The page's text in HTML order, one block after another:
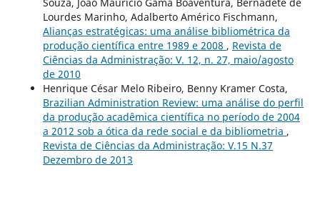
Lourdes Marinho, Adalberto Américo Fischmann,
Alianças estratégicas: uma análise bibliométrica da
produção científica entre 1989 e 2008 , Revista de
Ciências da Administração: V. 12, n. 27, maio/agosto
de 2010
Henrique César Melo Ribeiro, Benny Kramer Costa,
Brazilian Administration Review: uma análise do perfil
da produção acadêmica científica no período de 2004
a 2012 sob a ótica da rede social e da bibliometria ,
Revista de Ciências da Administração: V.15 N.37
Dezembro de 2013